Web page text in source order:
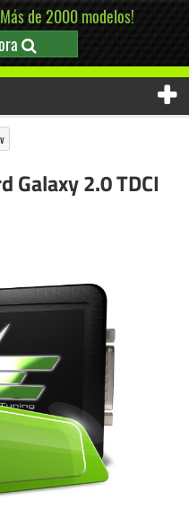
de 2000 modelos!
Galaxy 2.0 TDCI